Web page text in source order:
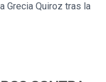
Grecia Quiroz tras la